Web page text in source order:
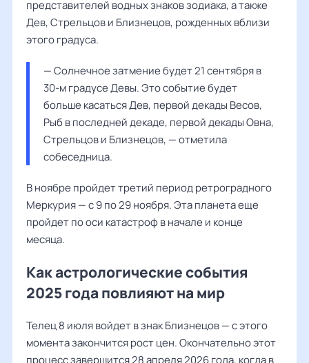
представителей водных знаков зодиака, а также
Дев, Стрельцов и Близнецов, рожденных вблизи
этого градуса.
— Солнечное затмение будет 21 сентября в
30-м градусе Девы. Это событие будет
больше касаться Дев, первой декады Весов,
Рыб в последней декаде, первой декады Овна,
Стрельцов и Близнецов, — отметила
собеседница.
В ноябре пройдет третий период ретроградного
Меркурия — с 9 по 29 ноября. Эта планета еще
пройдет по оси катастроф в начале и конце
месяца.
Как астрологические события
2025 года повлияют на мир
Телец 8 июля войдет в знак Близнецов — с этого
момента закончится рост цен. Окончательно этот
процесс завершится 28 апреля 2026 года, когда в